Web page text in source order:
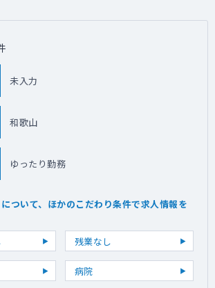
未入力
和歌山
ゆったり勤務
ついて、ほかのこだわり条件で求人情報を
残業なし
病院